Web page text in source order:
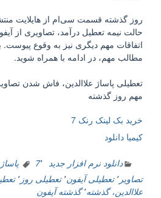
روز گذشته قسمت سی‌ام از هایلایت
اتفاقات مهم دیگری نیز به وقوع
مطالب مهم، در ادامه با همراه شوید.
مهم روز گذشته
خرید بک لینک رنک 7
کیمیا دانلود
دانلود نرم افزار جدید 7٬
تصاویر ٬ تعطیلی آیفون٬ تعطیلی روز ٬
علاالدین، گذشته٬ گذشته آیفون